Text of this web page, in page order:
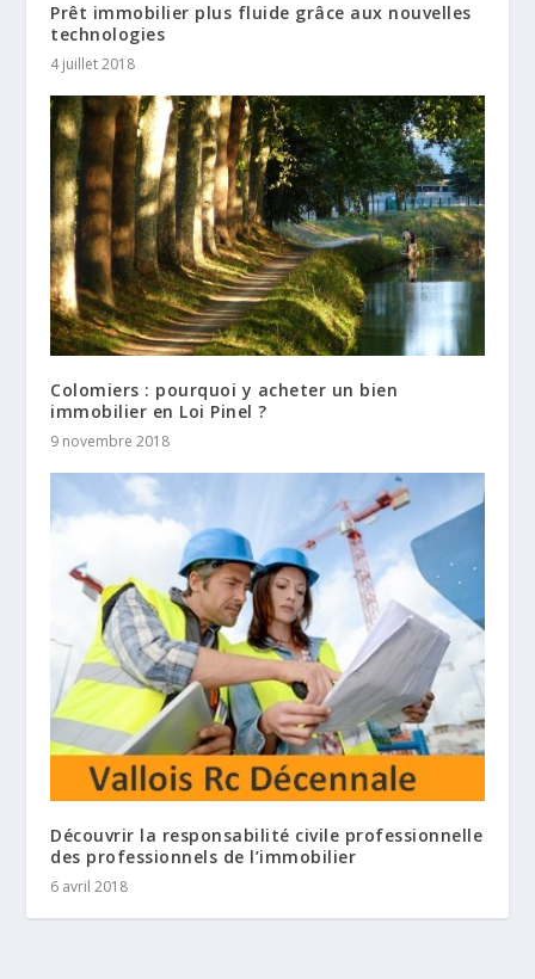
Prêt immobilier plus fluide grâce aux nouvelles
technologies
4 juillet 2018
Colomiers : pourquoi y acheter un bien
immobilier en Loi Pinel ?
9 novembre 2018
Découvrir la responsabilité civile professionnelle
des professionnels de l’immobilier
6 avril 2018